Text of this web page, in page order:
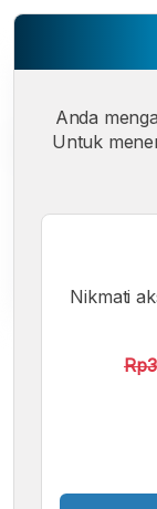
Anda
Untuk
Nikmati